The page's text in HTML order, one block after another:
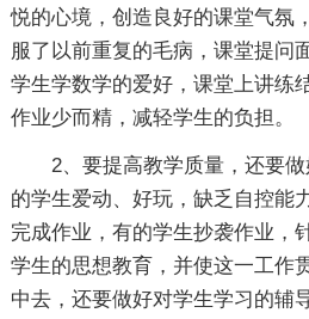
悦的心境，创造良好的课堂气氛
服了以前重复的毛病，课堂提问
学生学数学的爱好，课堂上讲练
作业少而精，减轻学生的负担。
2、要提高教学质量，还要做
的学生爱动、好玩，缺乏自控能
完成作业，有的学生抄袭作业，
学生的思想教育，并使这一工作
中去，还要做好对学生学习的辅